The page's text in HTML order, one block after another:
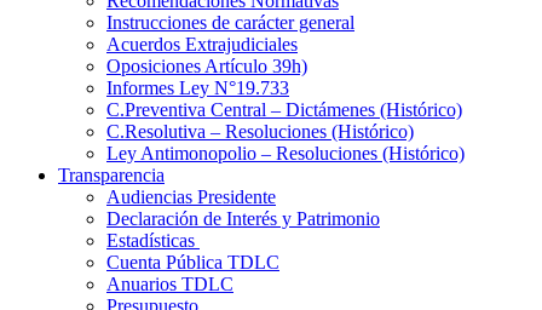
Instrucciones de carácter general
Acuerdos Extrajudiciales
Oposiciones Artículo 39h)
Informes Ley N°19.733
C.Preventiva Central – Dictámenes (Histórico)
C.Resolutiva – Resoluciones (Histórico)
Ley Antimonopolio – Resoluciones (Histórico)
Transparencia
Audiencias Presidente
Declaración de Interés y Patrimonio
Estadísticas
Cuenta Pública TDLC
Anuarios TDLC